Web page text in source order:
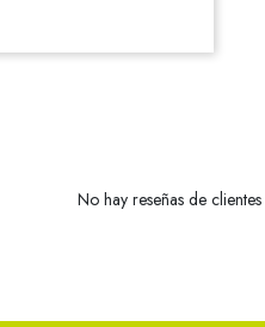
No hay reseñas de